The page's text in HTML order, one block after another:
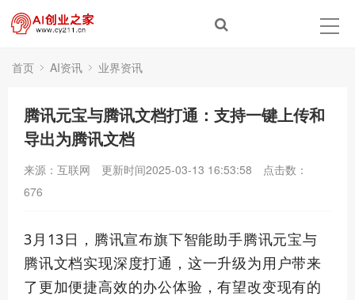
首页 AI资讯 业界资讯
腾讯元宝与腾讯文档打通：支持一键上传和
导出为腾讯文档
来源：互联网 更新时间2025-03-13 16:53:58
点击数：
676
3月13日，腾讯宣布旗下智能助手腾讯元宝与
腾讯文档实现深度打通，这一升级为用户带来
了更加便捷高效的办公体验，有望改变现有的